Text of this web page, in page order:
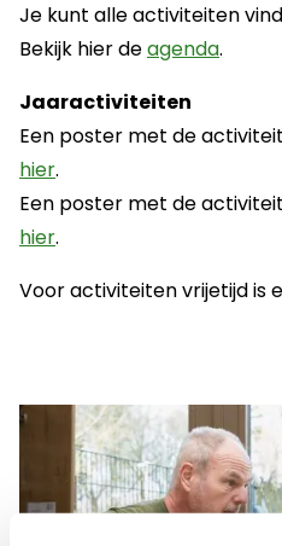
Je kunt alle activiteiten
Bekijk hier deagenda.
Jaaractiviteiten
Een poster met de
hier.
Een poster met de
hier.
Voor activiteiten vrijetijd is